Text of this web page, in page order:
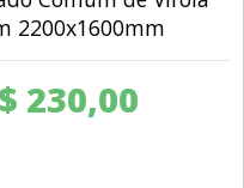
2200x1600mm
230,00